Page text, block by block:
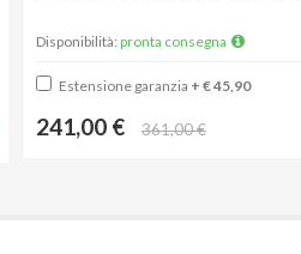
Disponibilità: pronta consegna
Estensione garanzia + € 45,90
241,00 € 361,00 €